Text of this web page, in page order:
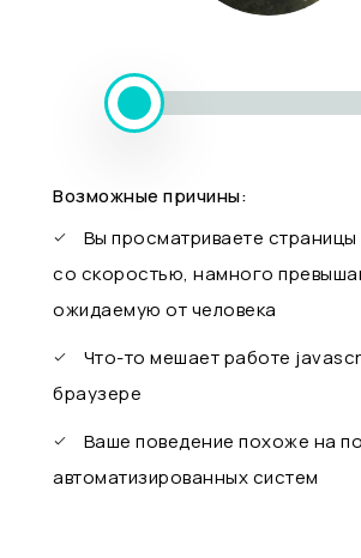
Возможные причины:
Вы просматриваете страницы
со скоростью, намного
ожидаемую от человека
Что-то мешает работе
браузере
Ваше поведение похоже на
автоматизированных систем